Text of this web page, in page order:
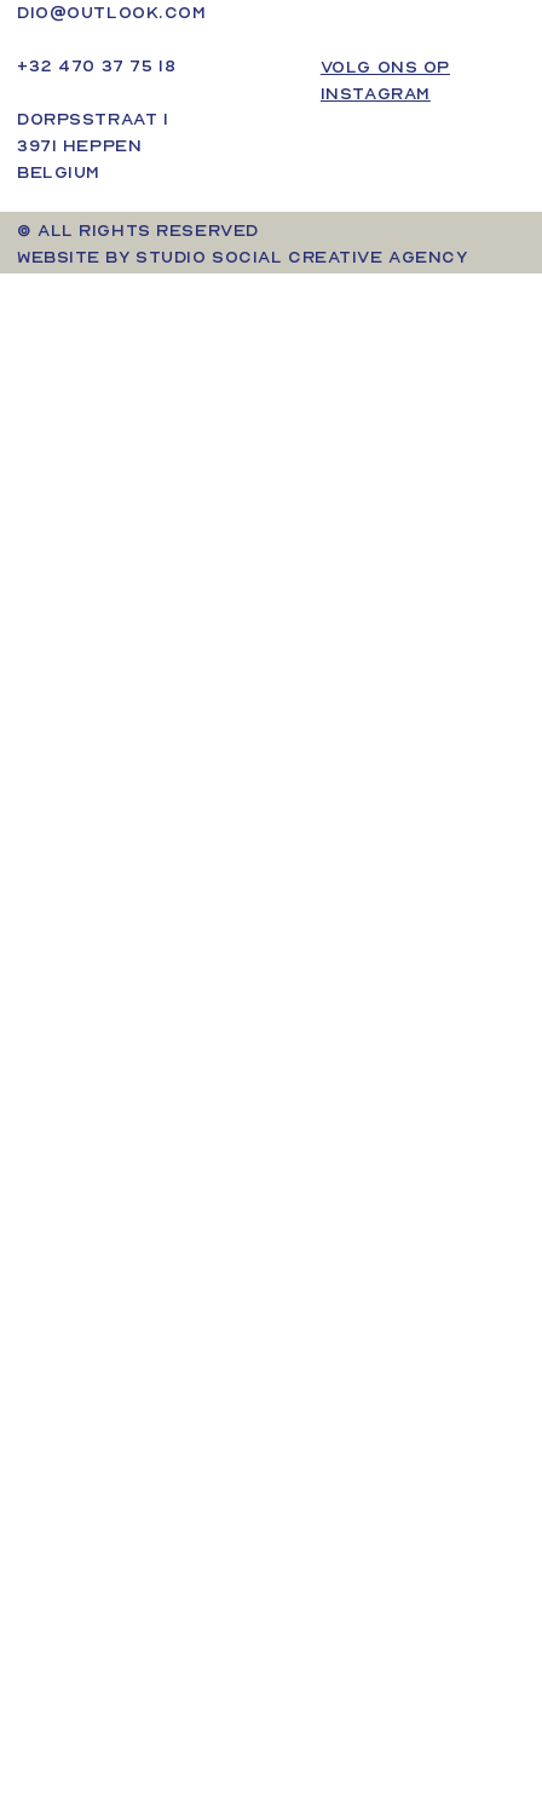
dio@outlook.com
+32 470 37 75 18
Dorpsstraat 1
3971 Heppen
Belgium
VOLG ONS OP
INSTAGRAM
© ALL RIGHTS RESERVED
WEBSITE BY STUDIO SOCIAL CREATIVE AGENCY